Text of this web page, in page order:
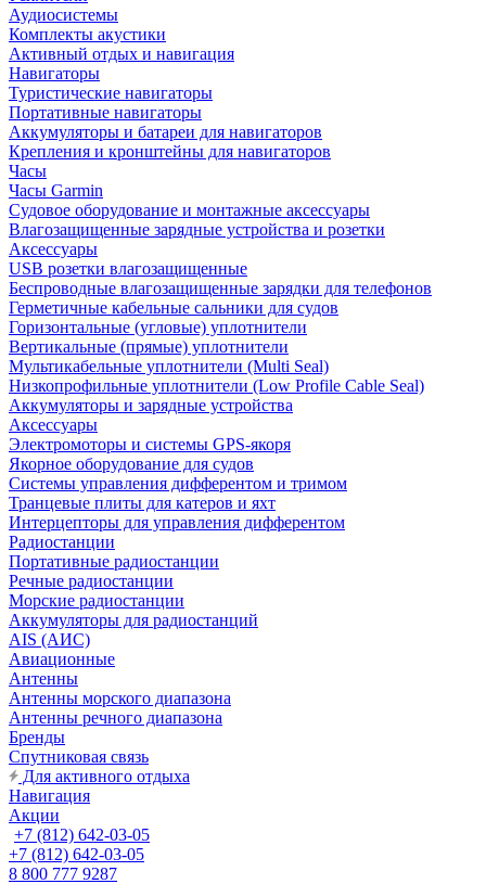
Аудиосистемы
Комплекты акустики
Активный отдых и навигация
Навигаторы
Туристические навигаторы
Портативные навигаторы
Аккумуляторы и батареи для навигаторов
Крепления и кронштейны для навигаторов
Часы
Часы Garmin
Судовое оборудование и монтажные аксессуары
Влагозащищенные зарядные устройства и розетки
Аксессуары
USB розетки влагозащищенные
Беспроводные влагозащищенные зарядки для телефонов
Герметичные кабельные сальники для судов
Горизонтальные (угловые) уплотнители
Вертикальные (прямые) уплотнители
Мультикабельные уплотнители (Multi Seal)
Низкопрофильные уплотнители (Low Profile Cable Seal)
Аккумуляторы и зарядные устройства
Аксессуары
Электромоторы и системы GPS-якоря
Якорное оборудование для судов
Системы управления дифферентом и тримом
Транцевые плиты для катеров и яхт
Интерцепторы для управления дифферентом
Радиостанции
Портативные радиостанции
Речные радиостанции
Морские радиостанции
Аккумуляторы для радиостанций
AIS (АИС)
Авиационные
Антенны
Антенны морского диапазона
Антенны речного диапазона
Бренды
Спутниковая связь
Для активного отдыха
Навигация
Акции
+7 (812) 642-03-05
+7 (812) 642-03-05
8 800 777 9287